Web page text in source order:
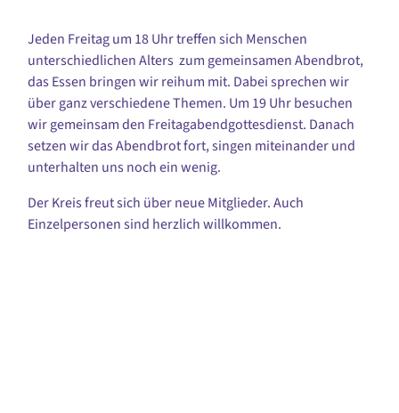
Jeden Freitag um 18 Uhr treffen sich Menschen
unterschiedlichen Alters zum gemeinsamen Abendbrot,
das Essen bringen wir reihum mit. Dabei sprechen wir
über ganz verschiedene Themen. Um 19 Uhr besuchen
wir gemeinsam den Freitagabendgottesdienst. Danach
setzen wir das Abendbrot fort, singen miteinander und
unterhalten uns noch ein wenig.
Der Kreis freut sich über neue Mitglieder. Auch
Einzelpersonen sind herzlich willkommen.